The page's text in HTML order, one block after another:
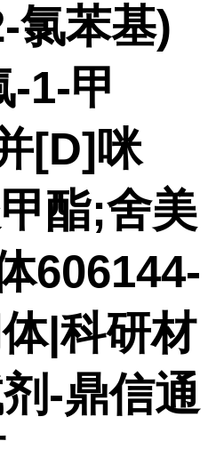
氯苯基)
-1-甲
[D]咪
酯;舍美
606144-
|科研材
-鼎信通